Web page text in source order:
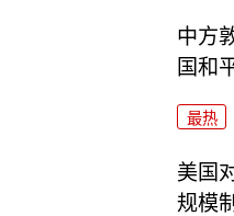
中方
国和
最热
美国
规模